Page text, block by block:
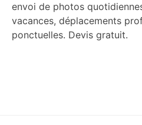
envoi de photos
vacances, déplacements
ponctuelles. Devis gratuit.